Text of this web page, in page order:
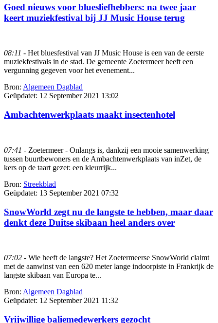
Goed nieuws voor bluesliefhebbers: na twee jaar
keert muziekfestival bij JJ Music House terug
08:11 - Het bluesfestival van JJ Music House is een van de eerste
muziekfestivals in de stad. De gemeente Zoetermeer heeft een
vergunning gegeven voor het evenement...
Bron: Algemeen Dagblad
Geüpdatet: 12 September 2021 13:02
Ambachtenwerkplaats maakt insectenhotel
07:41 - Zoetermeer - Onlangs is, dankzij een mooie samenwerking
tussen buurtbewoners en de Ambachtenwerkplaats van inZet, de
kers op de taart gezet: een kleurrijk...
Bron: Streekblad
Geüpdatet: 13 September 2021 07:32
SnowWorld zegt nu de langste te hebben, maar daar
denkt deze Duitse skibaan heel anders over
07:02 - Wie heeft de langste? Het Zoetermeerse SnowWorld claimt
met de aanwinst van een 620 meter lange indoorpiste in Frankrijk de
langste skibaan van Europa te...
Bron: Algemeen Dagblad
Geüpdatet: 12 September 2021 11:32
Vrijwillige baliemedewerkers gezocht